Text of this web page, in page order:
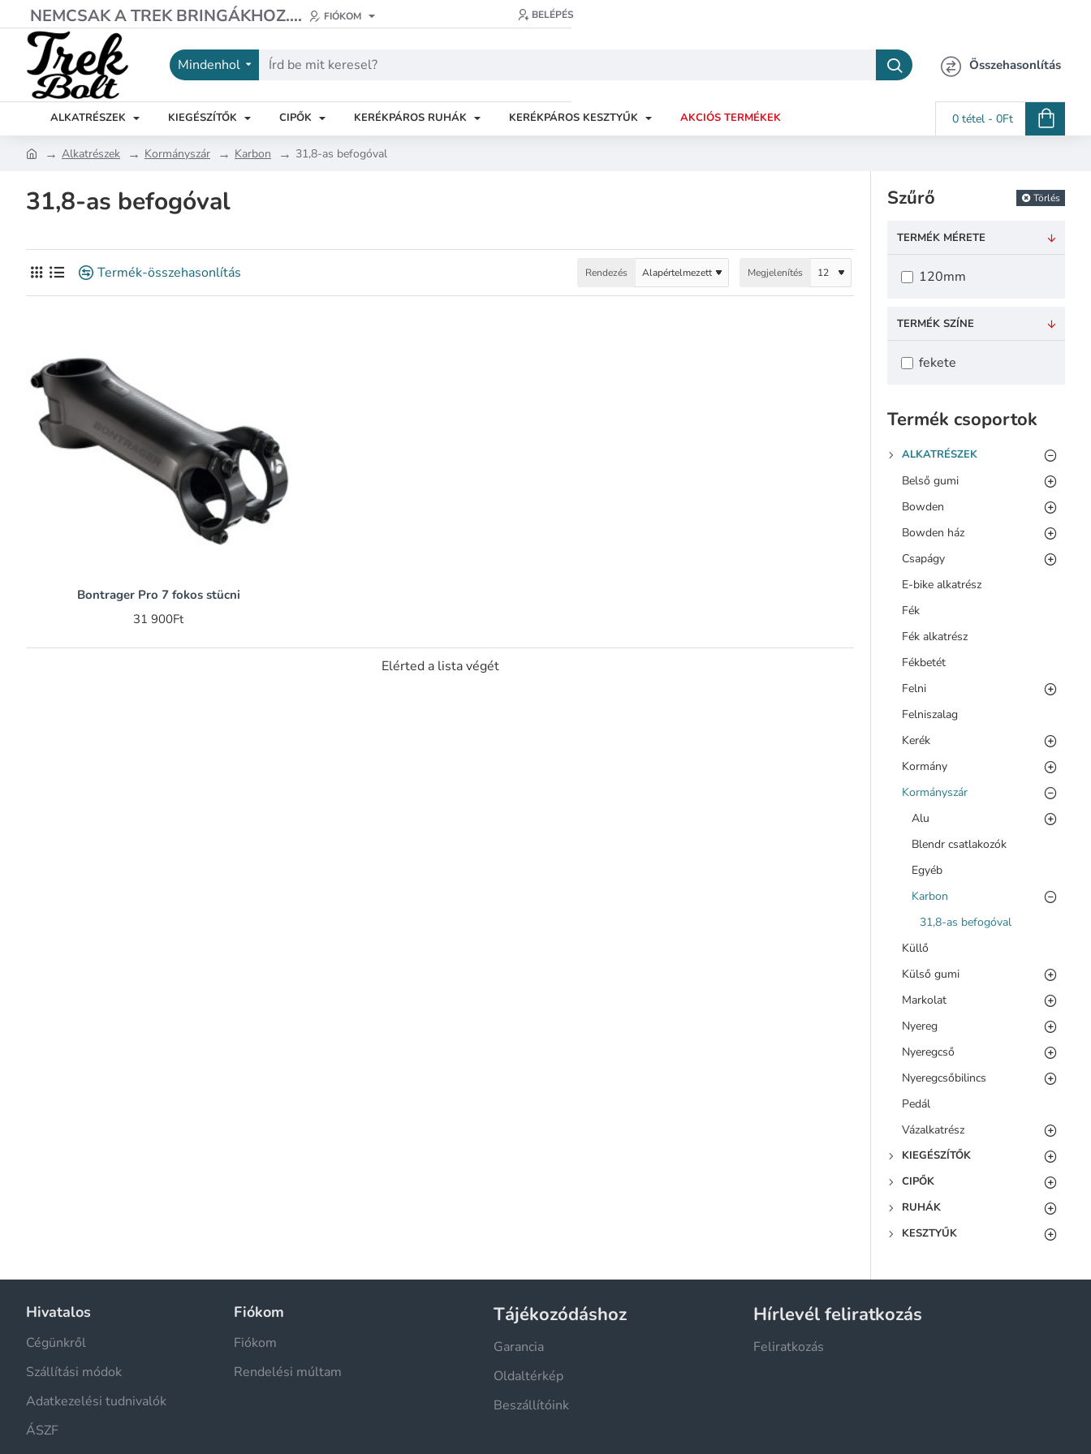
NEMCSAK A TREK BRINGÁKHOZ.... FIÓKOM BELÉPÉS
Mindenhol
Írd
mit
keresel?
Összehasonlítás
ALKATRÉSZEK KIEGÉSZÍTŐK CIPŐK KERÉKPÁROS RUHÁK KERÉKPÁROS KESZTYŰK AKCIÓS TERMÉKEK 0 tétel - 0Ft
m
Alkatrészek Kormányszár Karbon 31,8-as befogóval
31,8-as befogóval
Termék-összehasonlítás Rendezés Megjelenítés
Bontrager Pro 7 fokos stücni
31 900Ft
Elérted a lista végét
Szűrő Törlés
TERMÉK MÉRETE
120mm
TERMÉK SZÍNE
fekete
Termék csoportok
ALKATRÉSZEK
Belső gumi
Bowden
Bowden ház
Csapágy
E-bike alkatrész
Fék
Fék alkatrész
Fékbetét
Felni
Felniszalag
Kerék
Kormány
Kormányszár
Alu
Blendr csatlakozók
Egyéb
Karbon
31,8-as befogóval
Küllő
Külső gumi
Markolat
Nyereg
Nyeregcső
Nyeregcsőbilincs
Pedál
Vázalkatrész
KIEGÉSZÍTŐK
CIPŐK
RUHÁK
KESZTYŰK
Hivatalos
Cégünkről
Szállítási módok
Adatkezelési tudnivalók
ÁSZF
Fiókom
Fiókom
Rendelési múltam
Tájékozódáshoz
Garancia
Oldaltérkép
Beszállítóink
Hírlevél feliratkozás
Feliratkozás